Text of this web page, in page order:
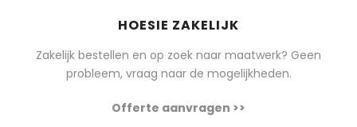
HOESIE ZAKELIJK
Zakelijk bestellen en op zoek naar maatwerk? Geen
probleem, vraag naar de mogelijkheden.
Offerte aanvragen >>